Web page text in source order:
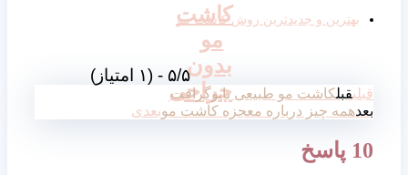
کاشت
مو
بدون
جراحی
بهترین و جدیدترین روش کاشت مو
۵/۵ - (۱ امتیاز)
قبلیقبلکاشت مو طبیعی بایوگرافت
بعدهمه چیز درباره معجزه کاشت موبعدی
10 پاسخ